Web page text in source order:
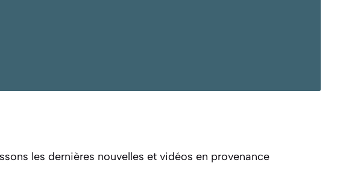
les dernières nouvelles et vidéos en provenance